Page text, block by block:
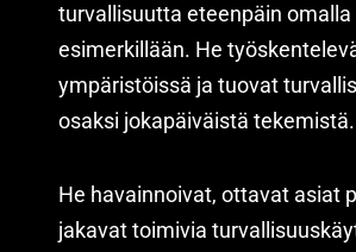
turvallisuutta eteenpäin omalla
esimerkillään. He
ympäristöissä ja tuovat
osaksi jokapäiväistä tekemistä.
He havainnoivat, ottavat asiat
jakavat toimivia